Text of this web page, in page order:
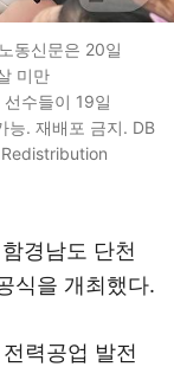
동신문은 20일
미만
수들이 19일
능. 재배포 금지. DB
경남도 단천
식을 개최했다.
력공업 발전